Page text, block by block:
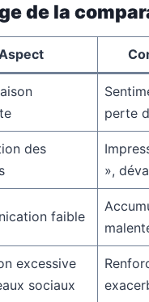
de la
perte
des
»,
faible
excessive
sociaux